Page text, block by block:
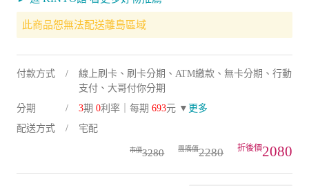
此商品恕無法配送離島區域
付款方式
線上刷卡、刷卡分期、ATM繳款、無卡分期、行動
支付、大哥付你分期
分期
3期 0利率｜每期 693元 ▼ 更多
配送方式
宅配
3280 2280 2080